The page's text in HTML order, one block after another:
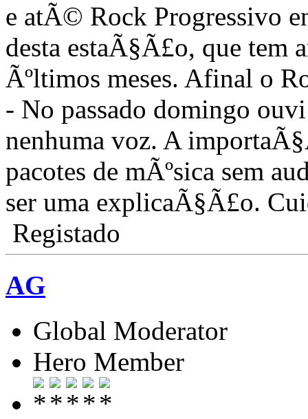
e atÃ© Rock Progressivo
desta estaÃ§Ã£o, que tem
Ãºltimos meses. Afinal o
- No passado domingo
nenhuma voz. A
pacotes de mÃºsica sem
ser uma explicaÃ§Ã£o.
Registado
AG
Global Moderator
Hero Member